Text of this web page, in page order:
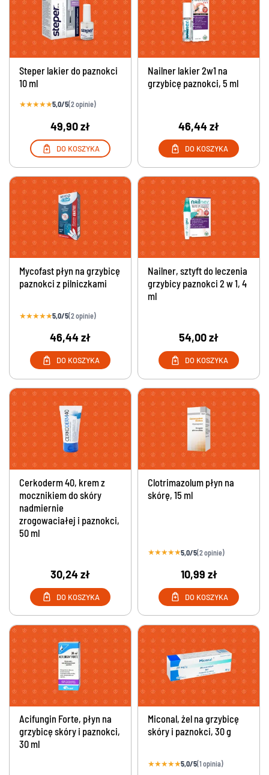
Steper lakier do paznokci
10 ml
★★★★★5,0/5(2 opinie)
49,90 zł
DO KOSZYKA
Nailner lakier 2w1 na
grzybicę paznokci, 5 ml
46,44 zł
DO KOSZYKA
Mycofast płyn na grzybicę
paznokci z pilniczkami
★★★★★5,0/5(2 opinie)
46,44 zł
DO KOSZYKA
Nailner, sztyft do leczenia
grzybicy paznokci 2 w 1, 4
ml
54,00 zł
DO KOSZYKA
Cerkoderm 40, krem z
mocznikiem do skóry
nadmiernie
zrogowaciałej i paznokci,
50 ml
30,24 zł
DO KOSZYKA
Clotrimazolum płyn na
skórę, 15 ml
★★★★★5,0/5(2 opinie)
10,99 zł
DO KOSZYKA
Acifungin Forte, płyn na
grzybicę skóry i paznokci,
30 ml
Miconal, żel na grzybicę
skóry i paznokci, 30 g
★★★★★5,0/5(1 opinia)